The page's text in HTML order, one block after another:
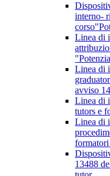
interno-
Linea di
Linea di
avviso
Linea di
tutors e
Linea di
13488